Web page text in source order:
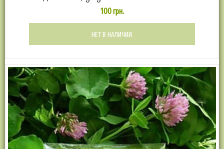
100грн.
НЕТ В НАЛИЧИИ